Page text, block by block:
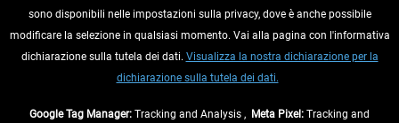
RECEDERE DAL CONTRATTO
INFORMAZIONI
sono disponibili nelle impostazioni sulla privacy, dove è anche possibile
modificare la selezione in qualsiasi momento. Vai alla pagina con l'informativa
dichiarazione sulla tutela dei dati. Visualizza la nostra dichiarazione per la
dichiarazione sulla tutela dei dati.
Google Tag Manager: Tracking and Analysis , Meta Pixel: Tracking and